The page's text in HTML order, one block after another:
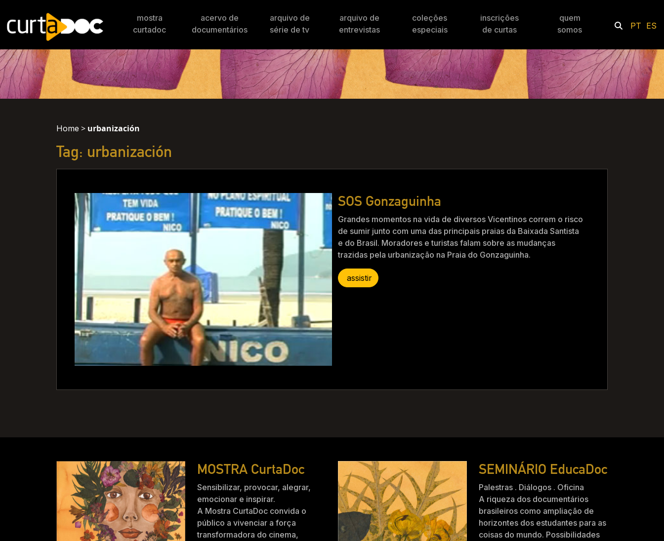
mostra
curtadoc
acervo de
documentários
arquivo de
série de tv
arquivo de
entrevistas
coleções
especiais
inscrições
de curtas
quem
somos
PT ES
Home > urbanización
Tag: urbanización
SOS Gonzaguinha
Grandes momentos na vida de diversos Vicentinos correm o risco
de sumir junto com uma das principais praias da Baixada Santista
e do Brasil. Moradores e turistas falam sobre as mudanças
trazidas pela urbanização na Praia do Gonzaguinha.
assistir
MOSTRA CurtaDoc
Sensibilizar, provocar, alegrar,
emocionar e inspirar.
A Mostra CurtaDoc convida o
público a vivenciar a força
transformadora do cinema,
SEMINÁRIO EducaDoc
Palestras . Diálogos . Oficina
A riqueza dos documentários
brasileiros como ampliação de
horizontes dos estudantes para as
coisas do mundo. Possibilidades